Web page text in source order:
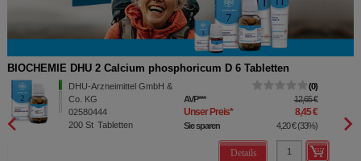
BIOCHEMIE DHU 2 Calcium phosphoricum D 6 Tabletten
DHU-Arzneimittel GmbH &
Co. KG
02580444
200 St Tabletten
0
AVP*** 12,65 €
Unser Preis* 8,45 €
Sie sparen 4,20 € (33%)
Details